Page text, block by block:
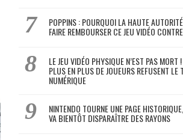
POPPINS : POURQUOI LA HAUTE
FAIRE REMBOURSER CE JEU VIDÉO
LE JEU VIDÉO PHYSIQUE N’EST PAS MORT
PLUS EN PLUS DE JOUEURS REFUSENT LE
NUMÉRIQUE
NINTENDO TOURNE UNE PAGE
VA BIENTÔT DISPARAÎTRE DES RAYONS